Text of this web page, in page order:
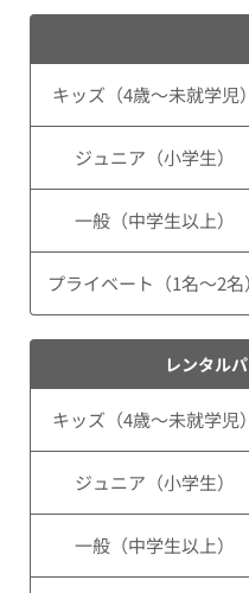
キッズ（4歳～未就学児）
ジュニア（小学生）
一般（中学生以上）
プライベート（1名～2名）
レンタル
キッズ（4歳～未就学児）
ジュニア（小学生）
一般（中学生以上）